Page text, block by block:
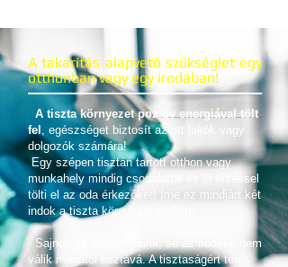
A takarítás alapvető szükséglet egy
otthonban vagy egy irodában!
A tiszta környezet pozitív energiával tölt
fel , egészséget biztosít az ott lakók vagy
dolgozók számára!
Egy szépen tisztán tartott otthon vagy
munkahely mindig csodálattal és jó érzéssel
tölti el az oda érkezőket! Íme ez mindjárt két
indok a tiszta környezet mellett!
Sajnos se az otthonunk, se az irodánk nem
válik magától tisztává. A tisztaságért tenni